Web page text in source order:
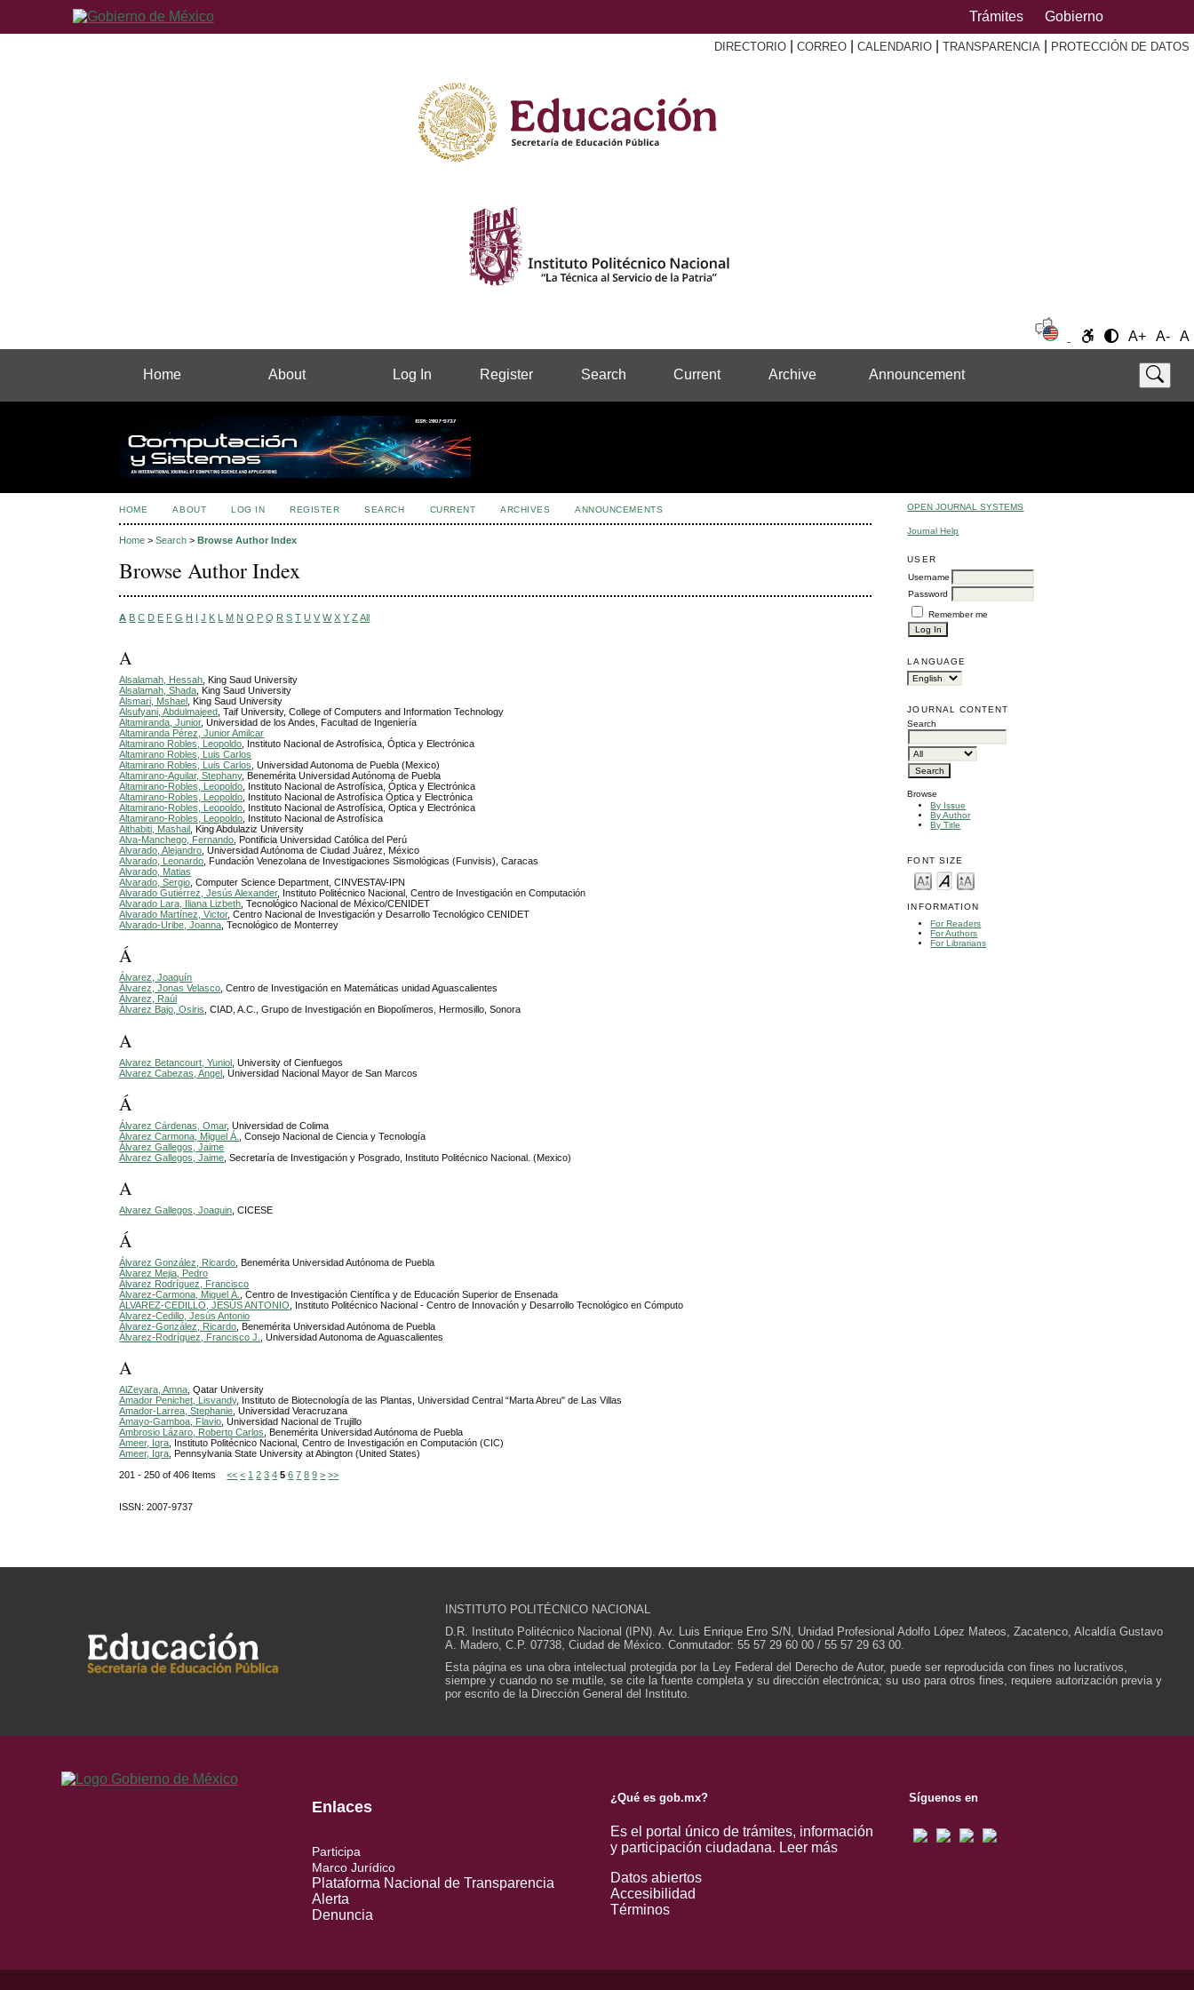
Trámites Gobierno
DIRECTORIO CORREO CALENDARIO TRANSPARENCIA PROTECCIÓN DE DATOS
A+ A- A
Home About Log In Register Search Current Archive Announcement
OPEN JOURNAL SYSTEMS
Journal Help
USER
Username
Password
Remember me
LANGUAGE
JOURNAL CONTENT
Search
Browse
By Issue
By Author
By Title
FONT SIZE
INFORMATION
For Readers
For Authors
For Librarians
HOME ABOUT LOG IN REGISTER SEARCH CURRENT ARCHIVES ANNOUNCEMENTS
Home >Search >Browse Author Index
Browse Author Index
A B C D E F G H I J K L M N O P Q R S T U V W X Y Z All
A
Alsalamah, Hessah , King Saud University
Alsalamah, Shada , King Saud University
Alsmari, Mshael
, King Saud University
Alsufyani, Abdulmajeed , Taif University, College of Computers and Information Technology
Altamiranda, Junior, Universidad de los Andes, Facultad de Ingeniería
Altamiranda Pérez, Junior Amilcar
Altamirano Robles, Leopoldo , Instituto Nacional de Astrofísica, Óptica y Electrónica
Altamirano Robles, Luis Carlos
Altamirano Robles, Luis Carlos , Universidad Autonoma de Puebla (Mexico)
Altamirano-Aguilar, Stephany, Benemérita Universidad Autónoma de Puebla
Altamirano-Robles, Leopoldo , Instituto Nacional de Astrofísica, Óptica y Electrónica
Altamirano-Robles, Leopoldo , Instituto Nacional de Astrofísica Óptica y Electrónica
Altamirano-Robles, Leopoldo , Instituto Nacional de Astrofísica, Óptica y Electrónica
Altamirano-Robles, Leopoldo , Instituto Nacional de Astrofísica
Althabiti, Mashail
, King Abdulaziz University
Alva-Manchego, Fernando , Pontificia Universidad Católica del Perú
Alvarado, Alejandro , Universidad Autónoma de Ciudad Juárez, México
Alvarado, Leonardo , Fundación Venezolana de Investigaciones Sismológicas (Funvisis), Caracas
Alvarado, Matias
Alvarado, Sergio , Computer Science Department, CINVESTAV-IPN
Alvarado Gutiérrez, Jesús Alexander, Instituto Politécnico Nacional, Centro de Investigación en Computación
Alvarado Lara, Iliana Lizbeth , Tecnológico Nacional de México/CENIDET
Alvarado Martínez, Victor, Centro Nacional de Investigación y Desarrollo Tecnológico CENIDET
Alvarado-Uribe, Joanna , Tecnológico de Monterrey
Á
Álvarez, Joaquín
Álvarez, Jonas Velasco, Centro de Investigación en Matemáticas unidad Aguascalientes
Álvarez, Raúl
Álvarez Bajo, Osiris, CIAD, A.C., Grupo de Investigación en Biopolímeros, Hermosillo, Sonora
A
Alvarez Betancourt, Yuniol , University of Cienfuegos
Alvarez Cabezas, Angel , Universidad Nacional Mayor de San Marcos
Á
Álvarez Cárdenas, Omar, Universidad de Colima
Álvarez Carmona, Miguel Á.
, Consejo Nacional de Ciencia y Tecnología
Álvarez Gallegos, Jaime
Álvarez Gallegos, Jaime , Secretaría de Investigación y Posgrado, Instituto Politécnico Nacional. (Mexico)
A
Alvarez Gallegos, Joaquin , CICESE
Á
Álvarez González, Ricardo , Benemérita Universidad Autónoma de Puebla
Álvarez Mejia, Pedro
Álvarez Rodríguez, Francisco
Álvarez-Carmona, Miguel Á.
, Centro de Investigación Científica y de Educación Superior de Ensenada
ÁLVAREZ-CEDILLO, JESÚS ANTONIO
, Instituto Politécnico Nacional - Centro de Innovación y Desarrollo Tecnológico en Cómputo
Álvarez-Cedillo, Jesús Antonio
Álvarez-González, Ricardo , Benemérita Universidad Autónoma de Puebla
Álvarez-Rodríguez, Francisco J.
, Universidad Autonoma de Aguascalientes
A
AlZeyara, Amna , Qatar University
Amador Penichet, Lisvandy, Instituto de Biotecnología de las Plantas, Universidad Central “Marta Abreu" de Las Villas
Amador-Larrea, Stephanie , Universidad Veracruzana
Amayo-Gamboa, Flavio , Universidad Nacional de Trujillo
Ambrosio Lázaro, Roberto Carlos
, Benemérita Universidad Autónoma de Puebla
Ameer, Iqra , Instituto Politécnico Nacional, Centro de Investigación en Computación (CIC)
Ameer, Iqra , Pennsylvania State University at Abington (United States)
201 - 250 of 406 Items<< < 1 2 3 4 5 6 7 8 9 > >>
ISSN: 2007-9737
INSTITUTO POLITÉCNICO NACIONAL
D.R. Instituto Politécnico Nacional (IPN). Av. Luis Enrique Erro S/N, Unidad Profesional Adolfo López Mateos, Zacatenco, Alcaldía Gustavo
A. Madero, C.P. 07738, Ciudad de México. Conmutador: 55 57 29 60 00 / 55 57 29 63 00.
Esta página es una obra intelectual protegida por la Ley Federal del Derecho de Autor, puede ser reproducida con fines no lucrativos,
siempre y cuando no se mutile, se cite la fuente completa y su dirección electrónica; su uso para otros fines, requiere autorización previa y
por escrito de la Dirección General del Instituto.
Enlaces
Participa
Marco Jurídico
Plataforma Nacional de Transparencia
Alerta
Denuncia
¿Qué es gob.mx?
Es el portal único de trámites, información
y participación ciudadana. Leer más
Datos abiertos
Accesibilidad
Términos
Síguenos en